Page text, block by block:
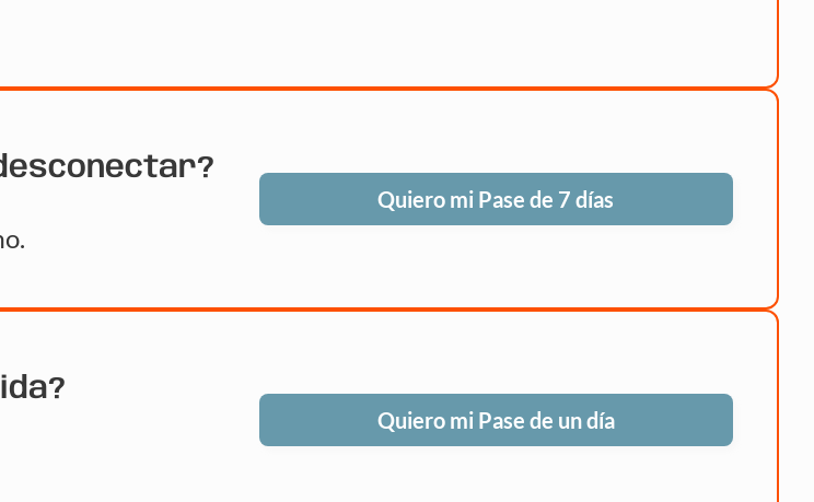
Quiero mi Pase de 7 días
Quiero mi Pase de un día